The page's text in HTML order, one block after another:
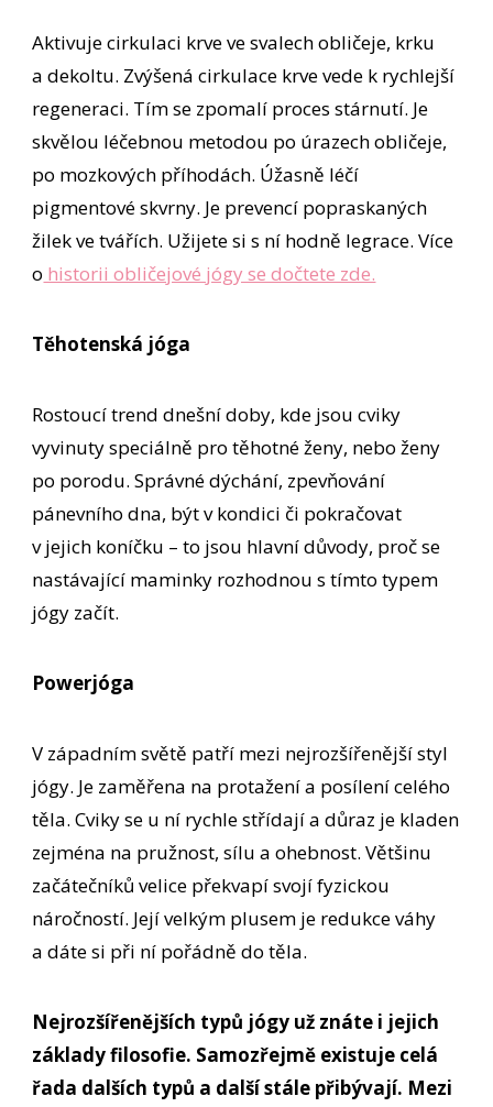
Aktivuje cirkulaci krve ve svalech obličeje, krku
a dekoltu. Zvýšená cirkulace krve vede k rychlejší
regeneraci. Tím se zpomalí proces stárnutí. Je
skvělou léčebnou metodou po úrazech obličeje,
po mozkových příhodách. Úžasně léčí
pigmentové skvrny. Je prevencí popraskaných
žilek ve tvářích. Užijete si s ní hodně legrace. Více
o historii obličejové jógy se dočtete zde.
Těhotenská jóga
Rostoucí trend dnešní doby, kde jsou cviky
vyvinuty speciálně pro těhotné ženy, nebo ženy
po porodu. Správné dýchání, zpevňování
pánevního dna, být v kondici či pokračovat
v jejich koníčku – to jsou hlavní důvody, proč se
nastávající maminky rozhodnou s tímto typem
jógy začít.
Powerjóga
V západním světě patří mezi nejrozšířenější styl
jógy. Je zaměřena na protažení a posílení celého
těla. Cviky se u ní rychle střídají a důraz je kladen
zejména na pružnost, sílu a ohebnost. Většinu
začátečníků velice překvapí svojí fyzickou
náročností. Její velkým plusem je redukce váhy
a dáte si při ní pořádně do těla.
Nejrozšířenějších typů jógy už znáte i jejich
základy filosofie. Samozřejmě existuje celá
řada dalších typů a další stále přibývají. Mezi